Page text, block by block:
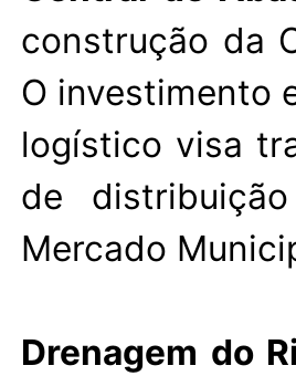
construção da
O investimento
logístico visa
de
Mercado
Drenagem do